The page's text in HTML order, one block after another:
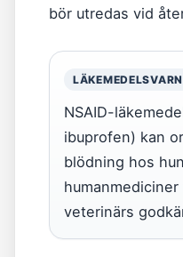
bör utredas vid
NSAID-
ibuprofen) kan
blödning hos
veterinärs